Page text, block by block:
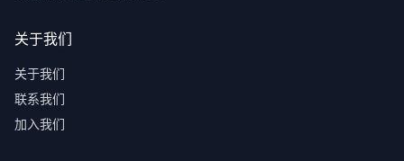
关于我们
关于我们
联系我们
加入我们